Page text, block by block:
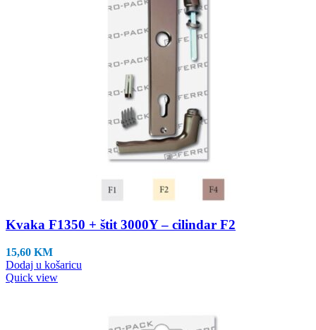
Kvaka F1350 + štit 3000Y – cilindar F2
15,60 KM
Dodaj u košaricu
Quick view